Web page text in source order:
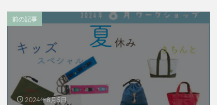
前の記事
2024年8月5日